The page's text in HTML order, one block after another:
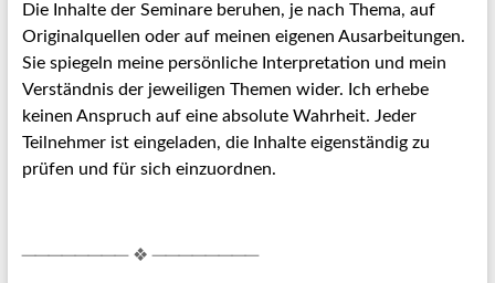
Die Inhalte der Seminare beruhen, je nach Thema, auf
Originalquellen oder auf meinen eigenen Ausarbeitungen.
Sie spiegeln meine persönliche Interpretation und mein
Verständnis der jeweiligen Themen wider. Ich erhebe
keinen Anspruch auf eine absolute Wahrheit. Jeder
Teilnehmer ist eingeladen, die Inhalte eigenständig zu
prüfen und für sich einzuordnen.
──────── ❖ ────────